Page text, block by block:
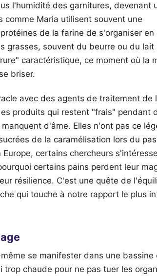
l'humidité des garnitures, devenant
comme Maria utilisent souvent une
de la farine de s'organiser en
grasses, souvent du beurre ou du lait
caractéristique, ce moment où la
briser.
avec des agents de traitement de
produits qui restent "frais" pendant
d'âme. Elles n'ont pas ce
de la caramélisation lors du
certains chercheurs
certains pains perdent leur
résilience. C'est une quête de
qui touche à notre rapport le plus
se manifester dans une bassine
chaude pour ne pas tuer les